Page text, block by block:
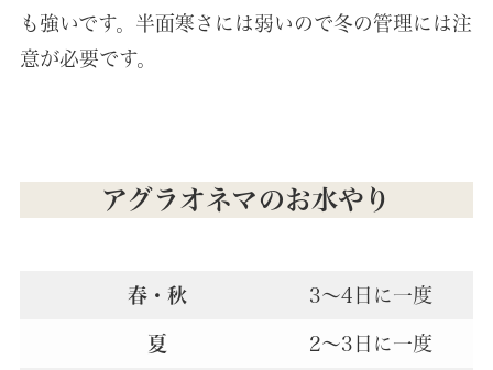
も強いです。半面寒さには弱いので冬の管理には注
意が必要です。
アグラオネマのお水やり
春・秋 3～4日に一度
夏 2～3日に一度